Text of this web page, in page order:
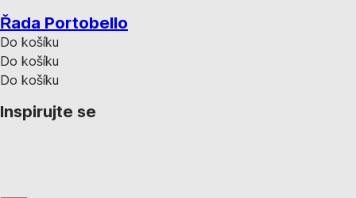
Řada Portobello
Do košíku
Do košíku
Do košíku
Inspirujte se